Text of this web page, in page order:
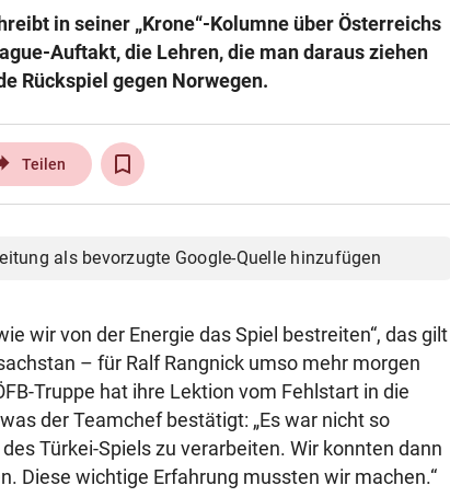
in seiner „Krone“-Kolumne über Österreichs
Auftakt, die Lehren, die man daraus ziehen
Rückspiel gegen Norwegen.
Teilen
als bevorzugte Google-Quelle hinzufügen
wir von der Energie das Spiel bestreiten“, das gilt
– für Ralf Rangnick umso mehr morgen
Truppe hat ihre Lektion vom Fehlstart in die
der Teamchef bestätigt: „Es war nicht so
Türkei-Spiels zu verarbeiten. Wir konnten dann
Diese wichtige Erfahrung mussten wir machen.“